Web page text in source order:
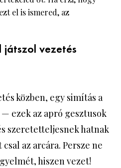
el is ismered, az
játszol vezetés
közben, egy simítás a
ezek az apró gesztusok
szeretetteljesnek hatnak
az arcára. Persze ne
hiszen vezet!